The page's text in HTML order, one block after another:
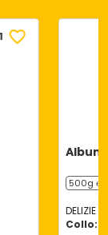
500g ℮
DELIZIE
Collo: